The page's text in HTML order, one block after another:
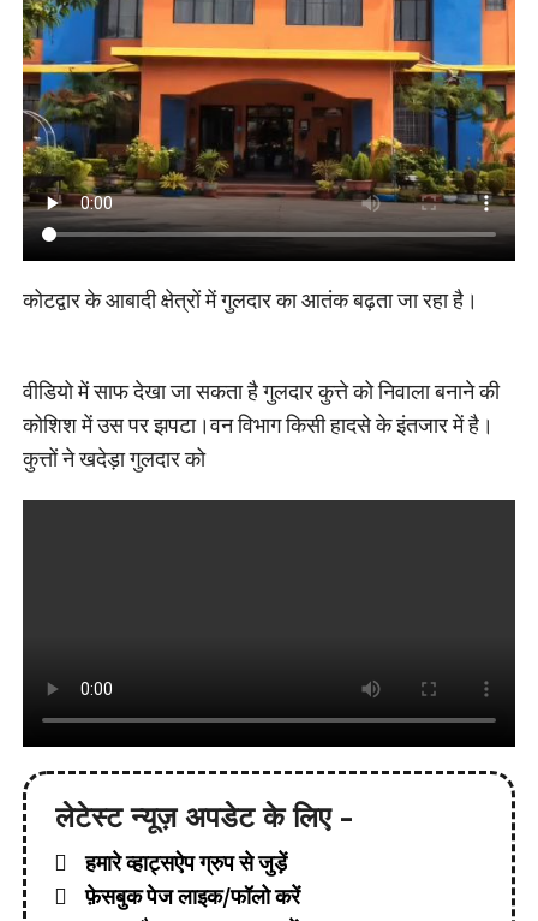
कोटद्वार के आबादी क्षेत्रों में गुलदार का आतंक बढ़ता जा रहा है।
वीडियो में साफ देखा जा सकता है गुलदार कुत्ते को निवाला बनाने की
कोशिश में उस पर झपटा।वन विभाग किसी हादसे के इंतजार में है।
कुत्तों ने खदेड़ा गुलदार को
लेटेस्ट न्यूज़ अपडेट के लिए -
हमारे व्हाट्सऐप ग्रुप से जुड़ें
फ़ेसबुक पेज लाइक/फॉलो करें